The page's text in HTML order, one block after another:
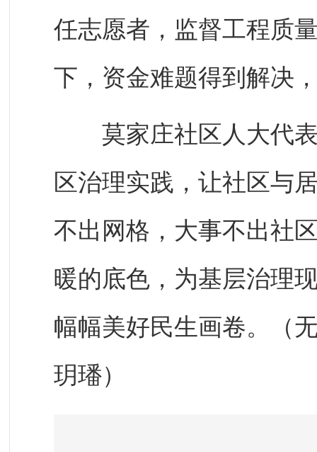
任志愿者，监督工程质
下，资金难题得到解决
莫家庄社区人大代表
区治理实践，让社区与
不出网格，大事不出社
暖的底色，为基层治理
幅幅美好民生画卷。（
玥璠）